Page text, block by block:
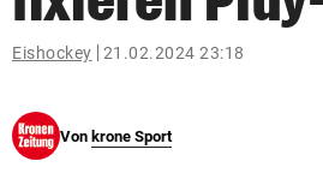
search
Suchbegriff
Eishockey 21.02.2024 23:18
Von krone Sport